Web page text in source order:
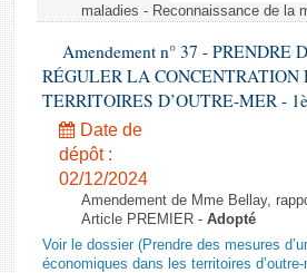
Dossiers législatifs
Budget et sécurité sociale
Questions écrites et orales
Comptes rendus des débats
maladies - Reconnaissance de la
Amendement n° 37 - PRENDRE
RÉGULER LA CONCENTRATION
TERRITOIRES D’OUTRE-MER -
Date de
dépôt :
02/12/2024
Amendement de Mme Bellay,
Article PREMIER - Adopté
Voir le dossier (Prendre des mesures
économiques dans les territoires d’outre-